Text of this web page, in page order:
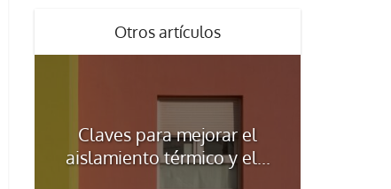
Otros artículos
Claves para mejorar el
aislamiento térmico y el...